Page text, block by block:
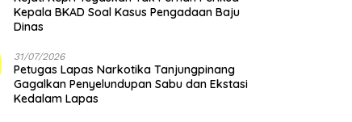
Kepala BKAD Soal Kasus Pengadaan Baju
Dinas
31/07/2026
Petugas Lapas Narkotika Tanjungpinang
Gagalkan Penyelundupan Sabu dan Ekstasi
Kedalam Lapas